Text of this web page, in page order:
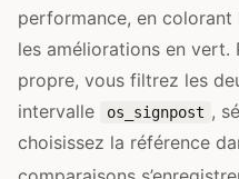
performance, en colorant
les améliorations en vert.
propre, vous filtrez les
intervalle
os_signpost ,
choisissez la référence